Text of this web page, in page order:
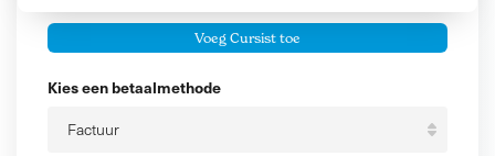
Tussenvoegsel
Voeg Cursist toe
Kies een betaalmethode